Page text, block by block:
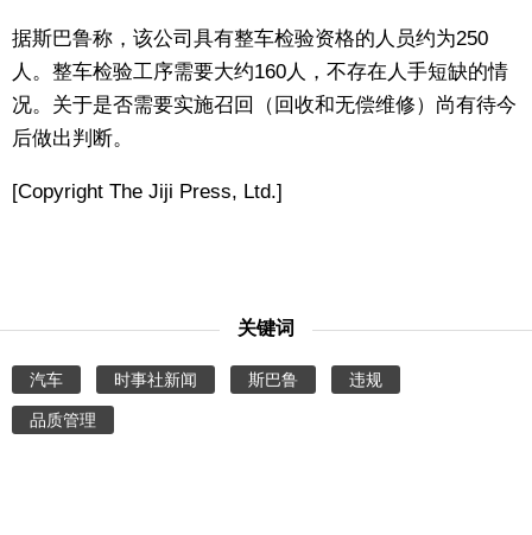
东京
编辑部通知
据斯巴鲁称，该公司具有整车检验资格的人员约为250
人。整车检验工序需要大约160人，不存在人手短缺的情
况。关于是否需要实施召回（回收和无偿维修）尚有待今
后做出判断。
[Copyright The Jiji Press, Ltd.]
关键词
汽车 时事社新闻 斯巴鲁 违规
品质管理